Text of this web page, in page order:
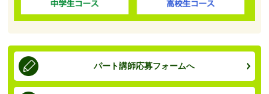
パート講師応募フォームへ